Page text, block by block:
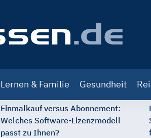
Lernen & Familie Gesundheit
Einmalkauf versus Abonnement:
Welches Software-Lizenzmodell
passt zu Ihnen?